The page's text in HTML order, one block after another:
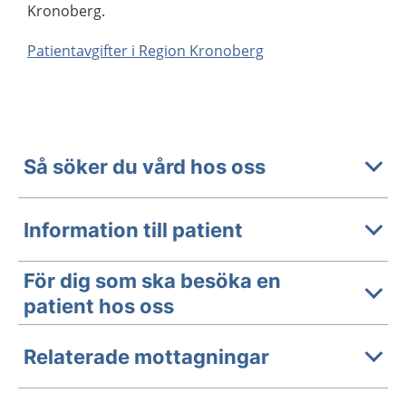
Kronoberg.
Patientavgifter i Region Kronoberg
Så söker du vård hos oss
Information till patient
För dig som ska besöka en
patient hos oss
Relaterade mottagningar